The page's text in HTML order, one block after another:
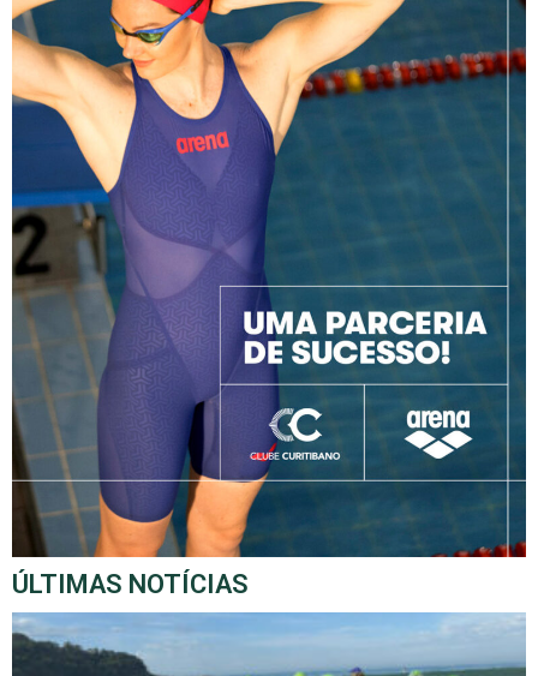
ÚLTIMAS NOTÍCIAS